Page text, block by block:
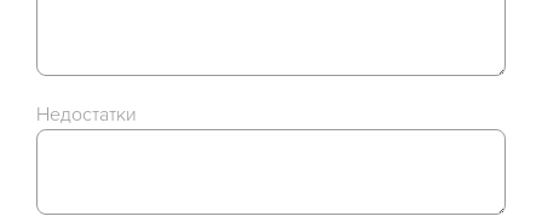
Недостатки